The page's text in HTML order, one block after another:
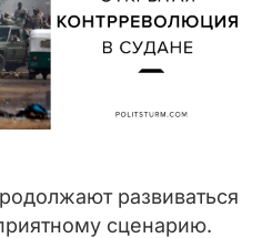
развиваться
сценарию.